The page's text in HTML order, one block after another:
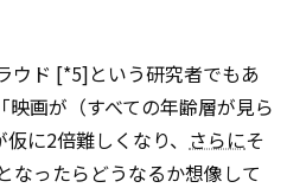
ウド [*5]という研究者でもあ
映画が（すべての年齢層が見ら
に2倍難しくなり、 さらにそ
なったらどうなるか想像して